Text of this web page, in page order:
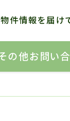
件情報を届け
の他お問い